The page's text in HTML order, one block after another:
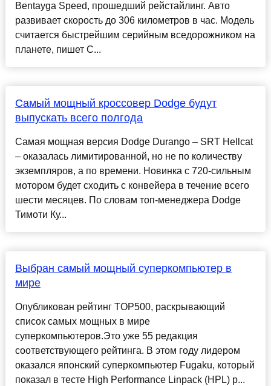
Bentayga Speed, прошедший рейстайлинг. Авто
развивает скорость до 306 километров в час. Модель
считается быстрейшим серийным вседорожником на
планете, пишет C...
Самый мощный кроссовер Dodge будут
выпускать всего полгода
Самая мощная версия Dodge Durango – SRT Hellcat
– оказалась лимитированной, но не по количеству
экземпляров, а по времени. Новинка с 720-сильным
мотором будет сходить с конвейера в течение всего
шести месяцев. По словам топ-менеджера Dodge
Тимоти Ку...
Выбран самый мощный суперкомпьютер в
мире
Опубликован рейтинг TOP500, раскрывающий
список самых мощных в мире
суперкомпьютеров.Это уже 55 редакция
соответствующего рейтинга. В этом году лидером
оказался японский суперкомпьютер Fugaku, который
показал в тесте High Performance Linpack (HPL) р...